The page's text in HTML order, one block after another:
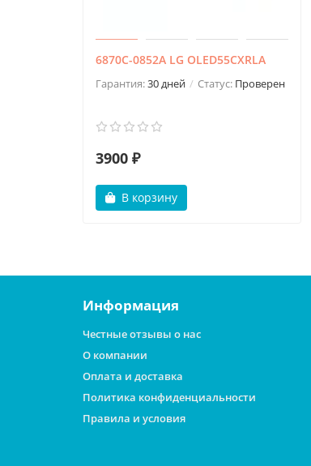
6870C-0852A LG OLED55CXRLA
Гарантия:30 дней Статус: Проверен
3900 ₽
В корзину
Информация
Честные отзывы о нас
О компании
Оплата и доставка
Политика конфиденциальности
Правила и условия